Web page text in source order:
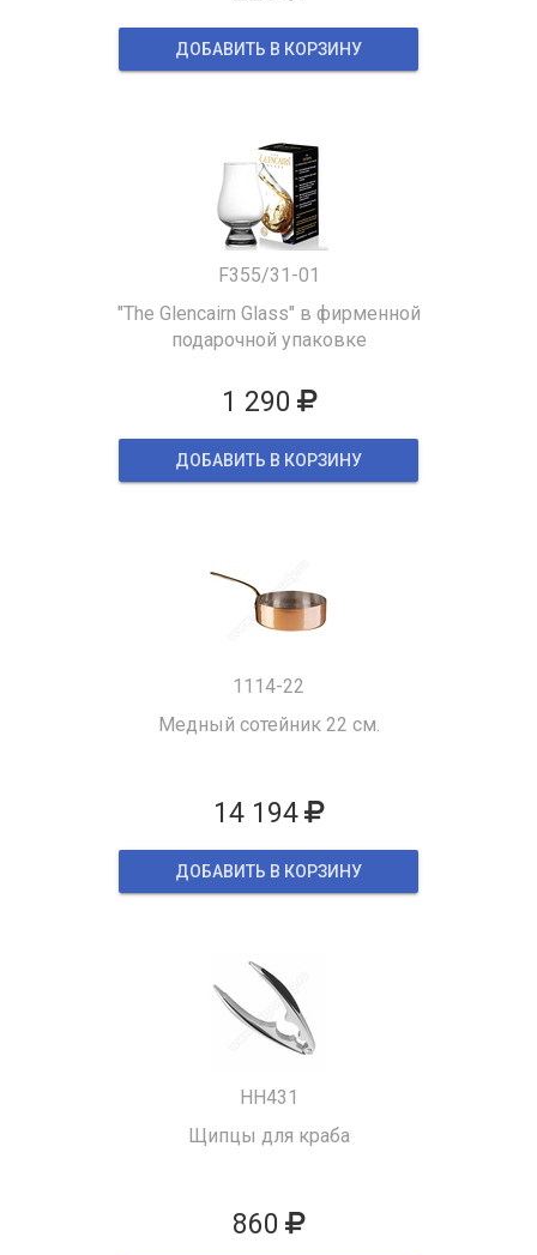
ДОБАВИТЬ В КОРЗИНУ
F355/31-01
"The Glencairn Glass" в фирменной
подарочной упаковке
1 290
ДОБАВИТЬ В КОРЗИНУ
1114-22
Медный сотейник 22 см.
14 194
ДОБАВИТЬ В КОРЗИНУ
HH431
Щипцы для краба
860